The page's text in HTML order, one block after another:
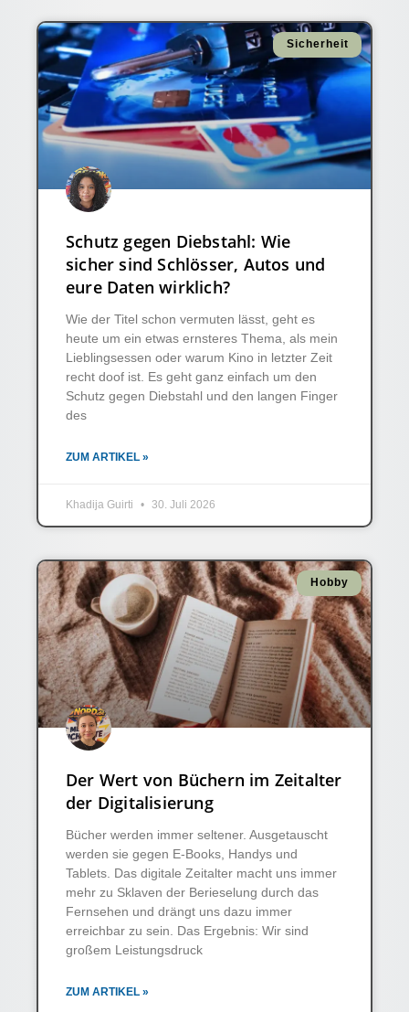
Sicherheit
Schutz gegen Diebstahl: Wie
sicher sind Schlösser, Autos und
eure Daten wirklich?
Wie der Titel schon vermuten lässt, geht es
heute um ein etwas ernsteres Thema, als mein
Lieblingsessen oder warum Kino in letzter Zeit
recht doof ist. Es geht ganz einfach um den
Schutz gegen Diebstahl und den langen Finger
des
ZUM ARTIKEL »
Khadija Guirti 30. Juli 2026
Hobby
Der Wert von Büchern im Zeitalter
der Digitalisierung
Bücher werden immer seltener. Ausgetauscht
werden sie gegen E-Books, Handys und
Tablets. Das digitale Zeitalter macht uns immer
mehr zu Sklaven der Berieselung durch das
Fernsehen und drängt uns dazu immer
erreichbar zu sein. Das Ergebnis: Wir sind
großem Leistungsdruck
ZUM ARTIKEL »